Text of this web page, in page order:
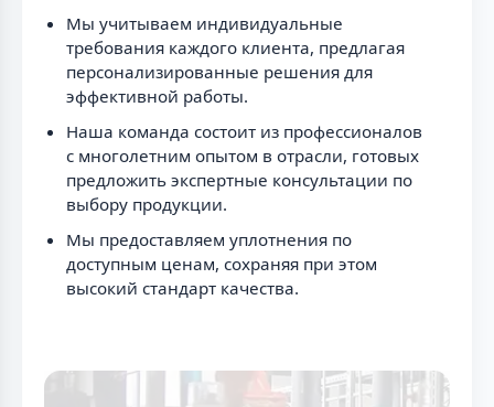
Мы учитываем индивидуальные
требования каждого клиента, предлагая
персонализированные решения для
эффективной работы.
Наша команда состоит из профессионалов
с многолетним опытом в отрасли, готовых
предложить экспертные консультации по
выбору продукции.
Мы предоставляем уплотнения по
доступным ценам, сохраняя при этом
высокий стандарт качества.